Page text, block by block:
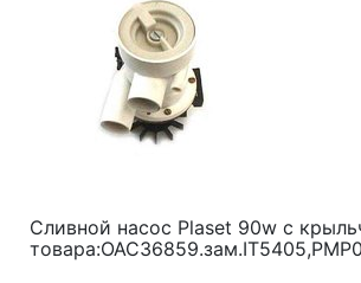
Сливной насос Plaset 90w с
товара: